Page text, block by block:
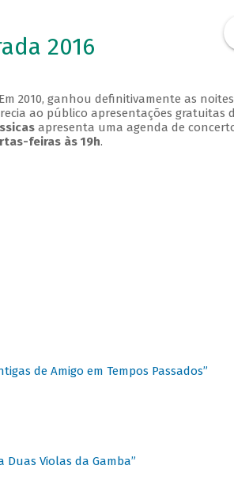
2016
2010, ganhou definitivamente as
ao público apresentações gratuitas
apresenta uma agenda de
feiras às 19h.
de Amigo em Tempos Passados”
Violas da Gamba”